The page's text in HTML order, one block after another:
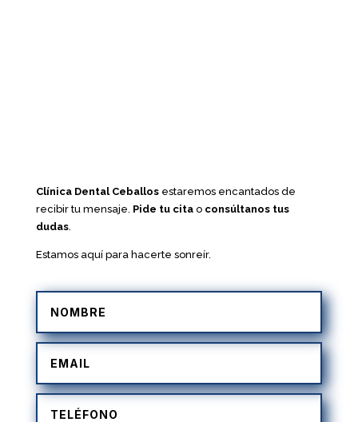
Clínica Dental Ceballosestaremos encantados de
recibir tu mensaje. Pide tu citao consúltanos tus
dudas.
Estamos aquí para hacerte sonreír.